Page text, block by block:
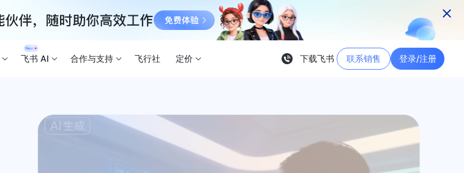
飞书 AI 合作与支持 飞行社 定价 下载飞书 联系销售 登录/注册